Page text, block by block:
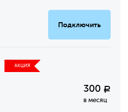
Подключить
АКЦИЯ
300 Р
в месяц